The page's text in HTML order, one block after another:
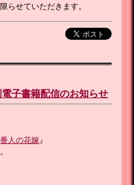
らせていただきます。
子書籍配信のお知らせ
番人の花嫁 』